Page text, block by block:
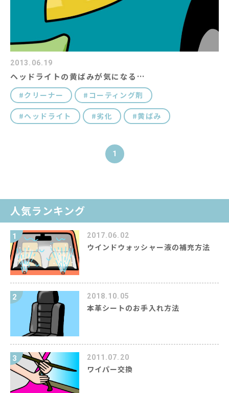
#キーワード
2013.06.19
ヘッドライトの黄ばみが気になる…
クリーナー コーティング剤
ヘッドライト 劣化 黄ばみ
1
人気ランキング
1 2017.06.02
ウインドウォッシャー液の補充方法
2 2018.10.05
本革シートのお手入れ方法
3 2011.07.20
ワイパー交換